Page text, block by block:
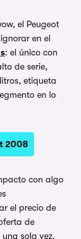
el Peugeot
en el
: el único con
de serie,
etiqueta
en lo
2008
con algo
el precio de
de
sola vez.